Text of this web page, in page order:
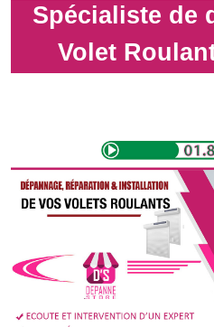
Spécialiste de
Volet